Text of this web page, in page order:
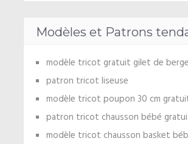
Modèles et Patrons
modèle tricot gratuit gilet de
patron tricot liseuse
modèle tricot poupon 30 cm
patron tricot chausson bébé
modèle tricot chausson basket